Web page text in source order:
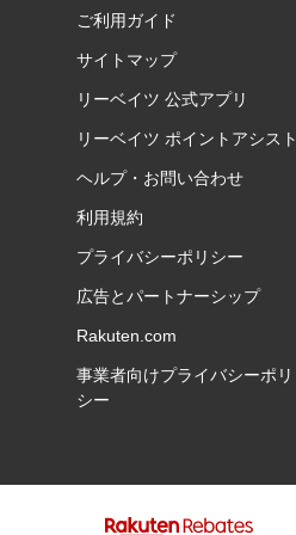
ご利用ガイド
サイトマップ
リーベイツ 公式アプリ
リーベイツ ポイントアシスト
ヘルプ・お問い合わせ
利用規約
プライバシーポリシー
広告とパートナーシップ
Rakuten.com
事業者向けプライバシーポリ
シー